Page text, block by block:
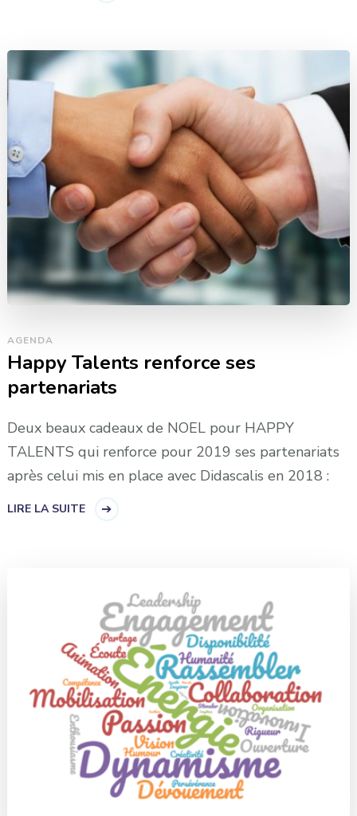
AGENDA
Happy Talents renforce ses
partenariats
Deux beaux cadeaux de NOEL pour HAPPY
TALENTS qui renforce pour 2019 ses partenariats
après celui mis en place avec Didascalis en 2018 :
LIRE LA SUITE